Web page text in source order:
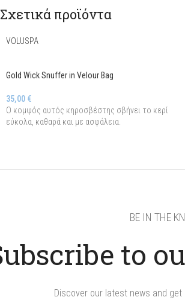
Σχετικά προϊόντα
VOLUSPA
Gold Wick Snuffer in Velour Bag
35,00 €
Ο κομψός αυτός κηροσβέστης σβήνει το κερί
εύκολα, καθαρά και με ασφάλεια.
BE IN THE
to
Discover our latest news and